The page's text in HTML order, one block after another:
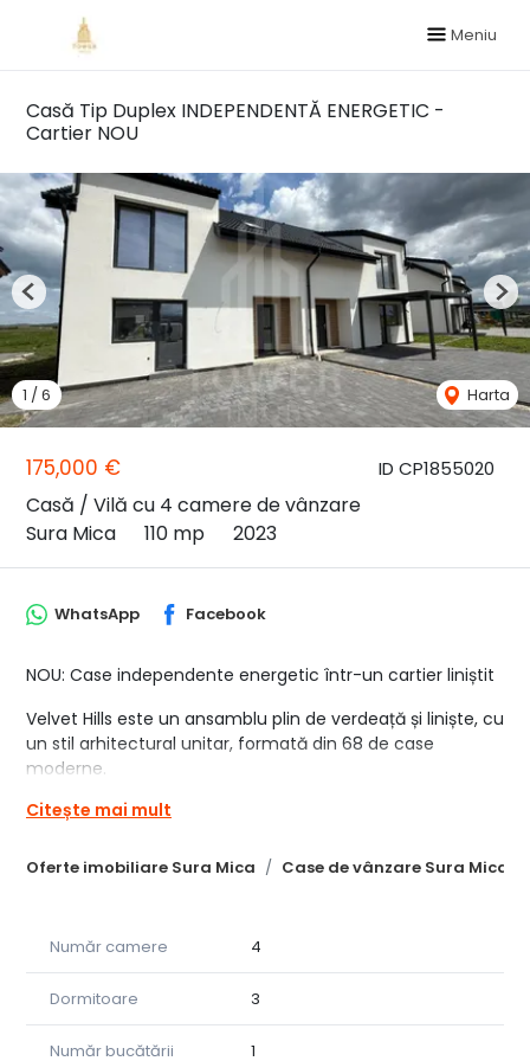
Meniu
Casă Tip Duplex INDEPENDENTĂ ENERGETIC -
Cartier NOU
ID CP1855020
175,000 €
Casă / Vilă cu 4 camere de vânzare
Sura Mica
110 mp 2023
1 /6 Harta
Previous
Oferte imobiliare Sura Mica Case de vânzare Sura Mica
WhatsApp Facebook
NOU: Case independente energetic într-un cartier liniștit
Velvet Hills este un ansamblu plin de verdeață și liniște, cu
un stil arhitectural unitar, formată din 68 de case
moderne.
Sibiului și 2 km de Ocna, în Șura Mică, cartierul este
de departe de aglomerația orașului. Velvet Hills va avea și
Lucrările de infrastructură au fost deja demarate, la față
locului existând, în acest moment, trotuare asflatate și
stâlpi de iluminat.
Citește mai mult
Număr camere 4
Dormitoare 3
Număr bucătării 1